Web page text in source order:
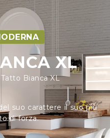
XL
Tatto Bianca XL
suo carattere il suo più
di forza.